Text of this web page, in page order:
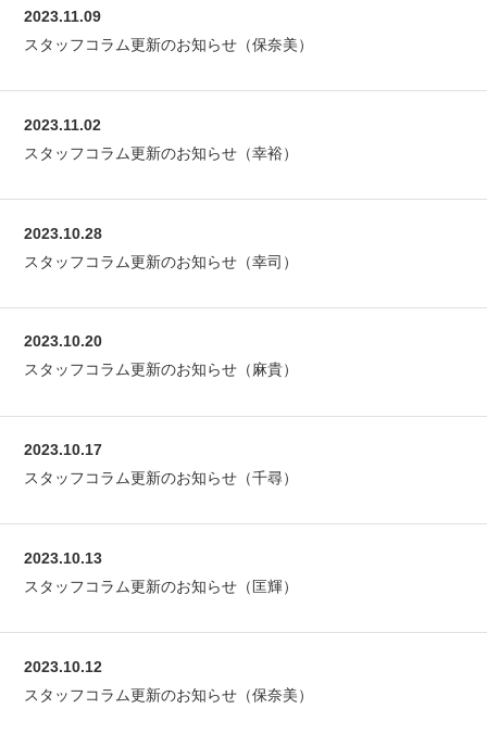
2023.11.09
スタッフコラム更新のお知らせ（保奈美）
2023.11.02
スタッフコラム更新のお知らせ（幸裕）
2023.10.28
スタッフコラム更新のお知らせ（幸司）
2023.10.20
スタッフコラム更新のお知らせ（麻貴）
2023.10.17
スタッフコラム更新のお知らせ（千尋）
2023.10.13
スタッフコラム更新のお知らせ（匡輝）
2023.10.12
スタッフコラム更新のお知らせ（保奈美）